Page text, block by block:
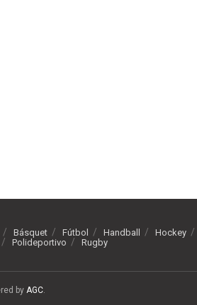
Básquet Fútbol Handball Hockey
Polideportivo Rugby
by AGC.